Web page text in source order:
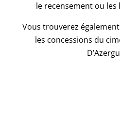
le recensement ou les
Vous trouverez
les concessions du